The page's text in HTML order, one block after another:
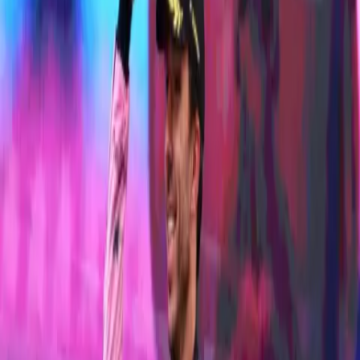
PIERRE GASLY
F1 BWT ALPINE 车手